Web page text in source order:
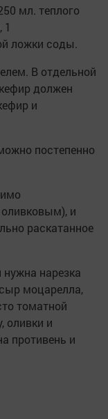
мл. теплого
ложки соды.
В отдельной
должен
и
постепенно
и
раскатанное
нарезка
моцарелла,
томатной
оливки и
противень и